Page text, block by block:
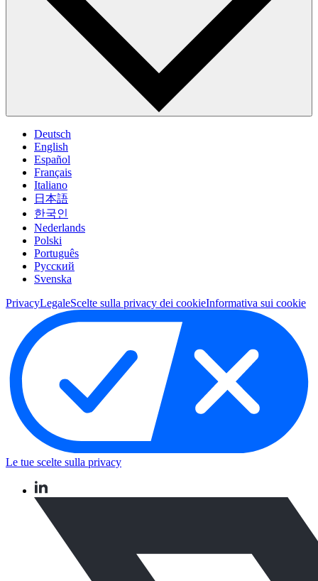
Deutsch
English
Español
Français
Italiano
日本語
한국인
Nederlands
Polski
Português
Pусский
Svenska
PrivacyLegaleScelte sulla privacy dei cookieInformativa sui cookie
Le tue scelte sulla privacy